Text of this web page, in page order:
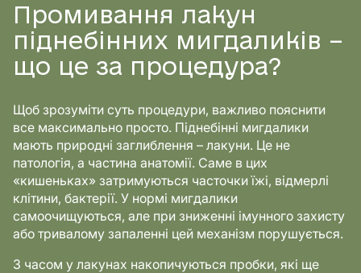
Промивання лакун
піднебінних мигдаликів –
що це за процедура?
Щоб зрозуміти суть процедури, важливо пояснити
все максимально просто. Піднебінні мигдалики
мають природні заглиблення – лакуни. Це не
патологія, а частина анатомії. Саме в цих
«кишеньках» затримуються часточки їжі, відмерлі
клітини, бактерії. У нормі мигдалики
самоочищуються, але при зниженні імунного захисту
або тривалому запаленні цей механізм порушується.
З часом у лакунах накопичуються пробки, які ще